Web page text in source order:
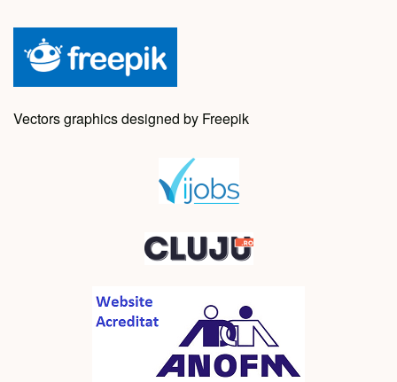
Vectors graphics designed by Freepik